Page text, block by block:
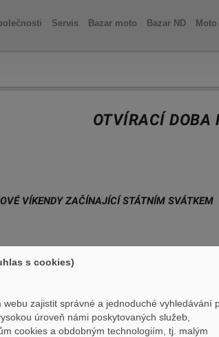
Servis Bazar moto Bazar ND
OTVÍRACÍ DOBA
VÍKENDY ZAČÍNAJÍCÍ STÁTNÍM SVÁTKEM
MODELŮ YAMAHA, viz odkaz na našem webu.
s cookies)
zajistit správné a jednoduché vyhledávání
úroveň námi poskytovaných služeb,
cookies a obdobným technologiím, tj. malým